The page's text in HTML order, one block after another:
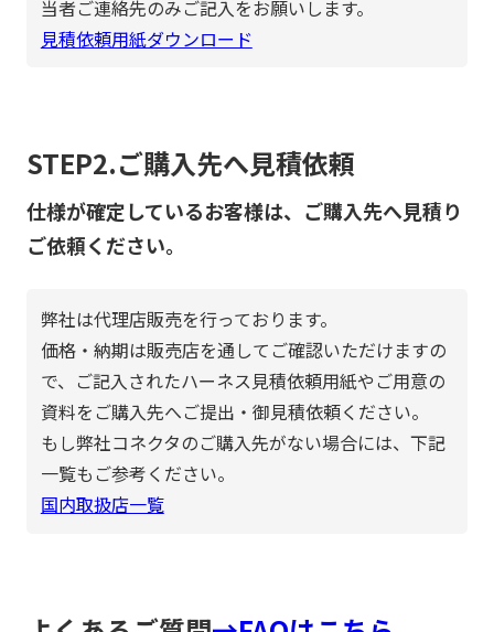
当者ご連絡先のみご記入をお願いします。
見積依頼用紙ダウンロード
STEP2.ご購入先へ見積依頼
仕様が確定しているお客様は、ご購入先へ見積り
ご依頼ください。
弊社は代理店販売を行っております。
価格・納期は販売店を通してご確認いただけますの
で、ご記入されたハーネス見積依頼用紙やご用意の
資料をご購入先へご提出・御見積依頼ください。
もし弊社コネクタのご購入先がない場合には、下記
一覧もご参考ください。
国内取扱店一覧